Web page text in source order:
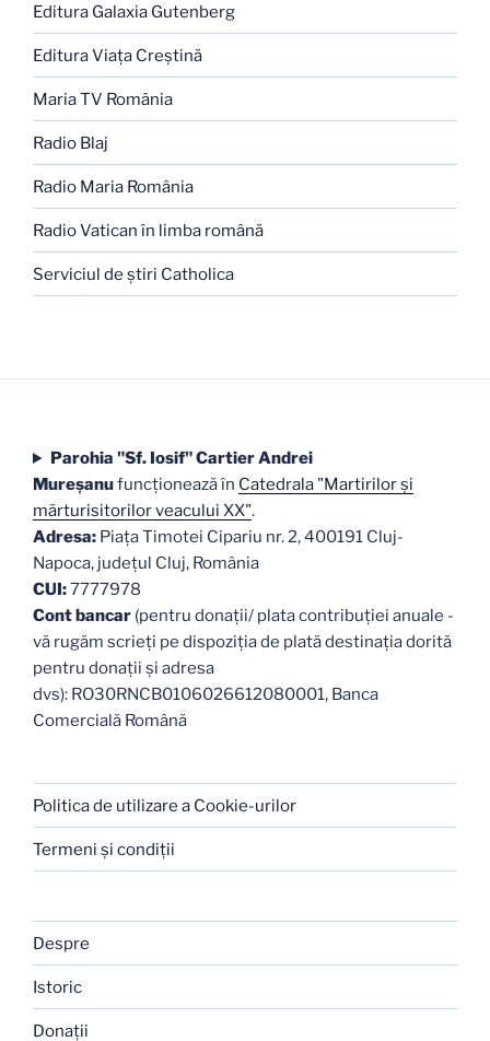
Editura Galaxia Gutenberg
Editura Viaţa Creştină
Maria TV România
Radio Blaj
Radio Maria România
Radio Vatican în limba română
Serviciul de ştiri Catholica
Parohia "Sf. Iosif" Cartier Andrei
Mureşanufuncţionează în Catedrala "Martirilor şi
mărturisitorilor veacului XX".
Adresa: Piaţa Timotei Cipariu nr. 2, 400191 Cluj-
Napoca, judeţul Cluj, România
CUI:7777978
Cont bancar (pentru donații/ plata contribuției anuale -
vă rugăm scrieți pe dispoziția de plată destinația dorită
pentru donații și adresa
dvs): RO30RNCB0106026612080001, Banca
Comercială Română
Politica de utilizare a Cookie-urilor
Termeni şi condiţii
Despre
Istoric
Donaţii